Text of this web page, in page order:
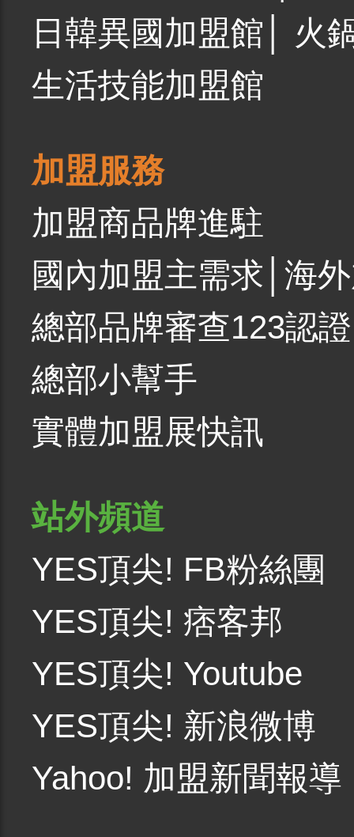
日韓異國加盟館
火
生活技能加盟館
加盟服務
加盟商品牌進駐
國內加盟主需求 海
總部品牌審查123認證
總部小幫手
實體加盟展快訊
站外頻道
YES頂尖! FB粉絲團
YES頂尖! 痞客邦
YES頂尖! Youtube
YES頂尖! 新浪微博
Yahoo! 加盟新聞報導